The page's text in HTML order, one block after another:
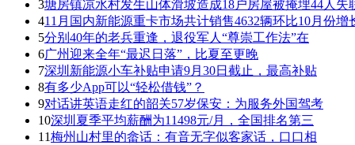
3塘房镇凉水村发生山体滑坡造成18户房屋被掩埋44人失
411月国内新能源重卡市场共计销售4632辆环比10月份增
5分别40年的老兵重逢，退役军人“尊崇工作法”在
6广州迎来全年“最迟日落”，比夏至更晚
7深圳新能源小车补贴申请9月30日截止，最高补贴
8有多少App可以“轻松借钱”？
9对话讲英语走红的韶关57岁保安：为服务外国驾考
10深圳夏季平均薪酬为11498元/月，全国排名第三
11梅州山村里的畲话：有音无字似客家话，口口相